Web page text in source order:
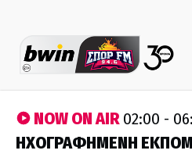
NOW ON AIR02:00 -
ΗΧΟΓΡΑΦΗΜΕΝΗ